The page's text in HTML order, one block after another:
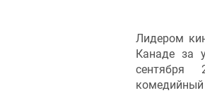
Лидером
Канаде за
сентября